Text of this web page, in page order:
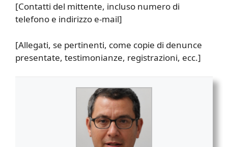
[Contatti del mittente, incluso numero di
telefono e indirizzo e-mail]
[Allegati, se pertinenti, come copie di denunce
presentate, testimonianze, registrazioni, ecc.]